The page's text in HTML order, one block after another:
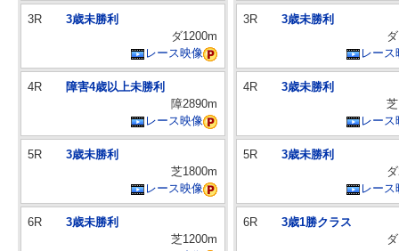
3R
3歳未勝利
ダ1200m
レース映像
4R
障害4歳以上未勝利
障2890m
レース映像
5R
3歳未勝利
芝1800m
レース映像
6R
3歳未勝利
芝1200m
3R
3歳未勝利
レース
4R
3歳未勝利
レース
5R
3歳未勝利
レース
6R
3歳1勝クラス